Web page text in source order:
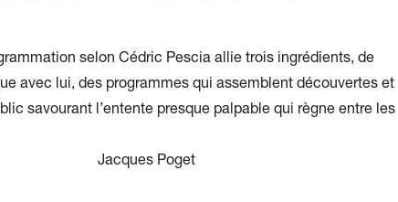
selon Cédric Pescia allie trois ingrédients, de
avec lui, des programmes qui assemblent découvertes et
savourant l’entente presque palpable qui règne entre les
Poget